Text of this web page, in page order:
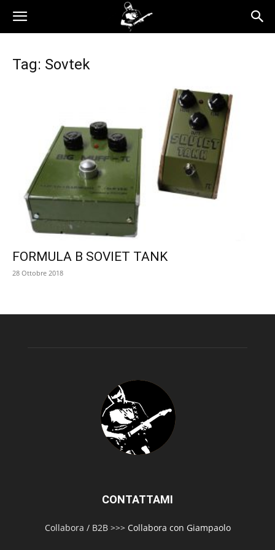
Tag: Sovtek
FORMULA B SOVIET TANK
28 Ottobre 2018
CONTATTAMI
Collabora / B2B >>> Collabora con Giampaolo